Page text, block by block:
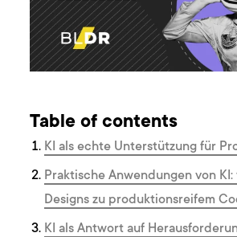
Table of contents
KI als echte Unterstützung für
Praktische Anwendungen von KI:
Designs zu produktionsreifem
KI als Antwort auf